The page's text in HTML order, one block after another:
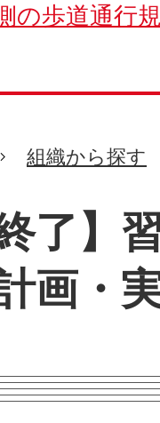
の歩道通行
組織から探す
了】
画・